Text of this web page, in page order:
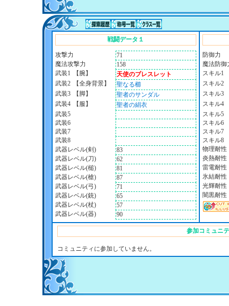
戦闘データ１
攻撃力
71
魔法攻撃力
158
武装1
【腕】
天使のブレスレット
武装2
【全身背景】
聖なる櫛
武装3
【脚】
聖者のサンダル
武装4
【服】
聖者の絹衣
武装5
武装6
武装7
武装8
武器レベル(剣)
83
武器レベル(刀)
62
武器レベル(槌)
81
武器レベル(槍)
87
武器レベル(弓)
71
武器レベル(銃)
65
武器レベル(杖)
57
武器レベル(器)
90
防御力
魔法防御
スキル1
スキル2
スキル3
スキル4
スキル5
スキル6
スキル7
スキル8
物理耐性
炎熱耐性
雷電耐性
氷結耐性
光輝耐性
闇黒耐性
参加コミュニ
コミュニティに参加していません。